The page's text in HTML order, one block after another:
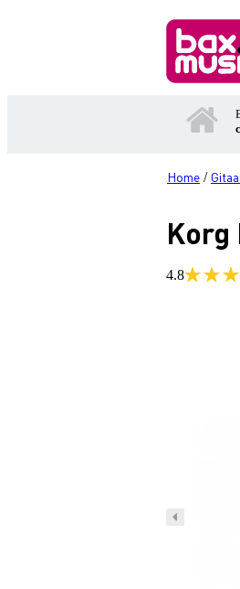
Home /
Korg
4.8